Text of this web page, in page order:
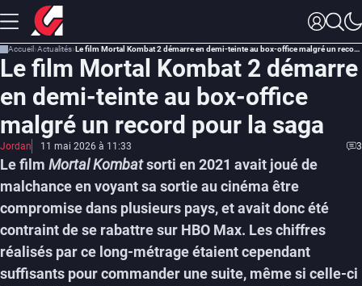
Accueil Actualités Le film Mortal Kombat 2 démarre en demi-teinte au box-office malgré un record pour la saga
Le film Mortal Kombat 2 démarre
en demi-teinte au box-office
malgré un record pour la saga
Jordan 11 mai 2026 à 11:33 3
Le film Mortal Kombatsorti en 2021 avait joué de
malchance en voyant sa sortie au cinéma être
compromise dans plusieurs pays, et avait donc été
contraint de se rabattre sur HBO Max. Les chiffres
réalisés par ce long-métrage étaient cependant
suffisants pour commander une suite, même si celle-ci